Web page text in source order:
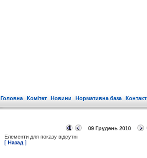
Головна Комітет Новини Нормативна база
09 Грудень 2010
Елементи для показу відсутні
[ Назад ]